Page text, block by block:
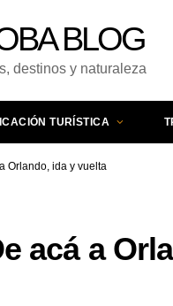
BLOG
destinos y naturaleza
TURÍSTICA
Orlando, ida y vuelta
acá a